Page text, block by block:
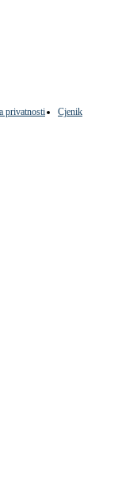
privatnosti
Cjenik